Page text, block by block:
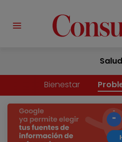
Salud
Bienestar